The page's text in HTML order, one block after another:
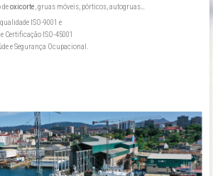
oxicorte , gruas móveis, pórticos, autogruas…
ISO-9001 e
Certificação ISO-45001
e Segurança Ocupacional.